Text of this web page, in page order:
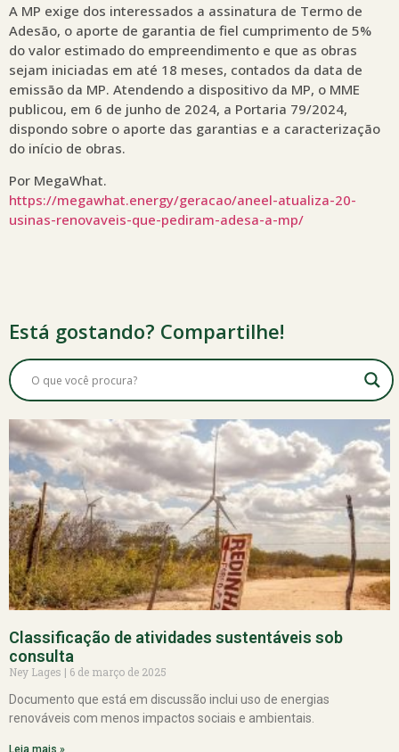
A MP exige dos interessados a assinatura de Termo de
Adesão, o aporte de garantia de fiel cumprimento de 5%
do valor estimado do empreendimento e que as obras
sejam iniciadas em até 18 meses, contados da data de
emissão da MP. Atendendo a dispositivo da MP, o MME
publicou, em 6 de junho de 2024, a Portaria 79/2024,
dispondo sobre o aporte das garantias e a caracterização
do início de obras.
Por MegaWhat.
https://megawhat.energy/geracao/aneel-atualiza-20-
usinas-renovaveis-que-pediram-adesa-a-mp/
Está gostando? Compartilhe!
Classificação de atividades sustentáveis sob
consulta
Ney Lages
6 de março de 2025
Documento que está em discussão inclui uso de energias
renováveis com menos impactos sociais e ambientais.